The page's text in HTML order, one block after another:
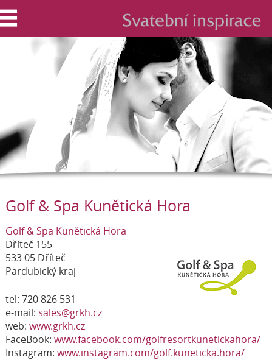
Golf & Spa Kunětická Hora
Golf & Spa Kunětická Hora
Dříteč 155
533 05 Dříteč
Pardubický kraj
tel: 720 826 531
e-mail: sales@grkh.cz
web: www.grkh.cz
FaceBook: www.facebook.com/golfresortkunetickahora/
Instagram: www.instagram.com/golf.kuneticka.hora/